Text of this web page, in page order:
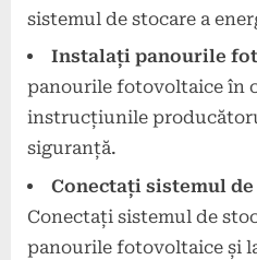
sistemul de stocare a
Instalați panourile
panourile fotovoltaice în
instrucțiunile
siguranță.
Conectați sistemul
Conectați sistemul de
panourile fotovoltaice și